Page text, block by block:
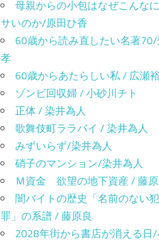
母親からの小包はなぜこんな
サいのか/原田ひ香
60歳から読み直したい名著
孝
60歳からあたらしい私 / 広瀬
ゾンビ回収婦 / 小砂川チト
正体 / 染井為人
歌舞伎町ララバイ / 染井為人
みずいらず/染井為人
硝子のマンション/染井為人
Ｍ資金 欲望の地下資産 / 藤
闇バイトの歴史「名前のない犯
罪」の系譜 / 藤原良
2028年街から書店が消える日